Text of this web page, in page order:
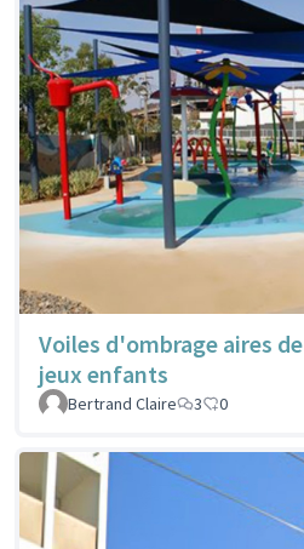
Voiles d'ombrage aires de
jeux enfants
Bertrand Claire
3 0